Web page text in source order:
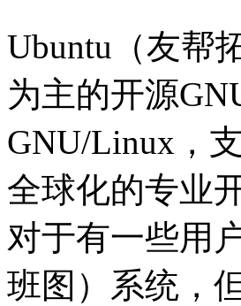
Ubuntu（友帮
为主的开源
GNU/Linux，
全球化的专业
对于有一些用
班图）系统，